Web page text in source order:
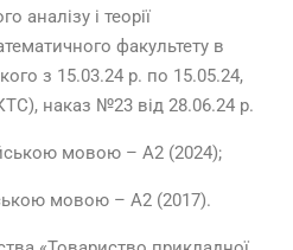
аналізу і теорії
факультету в
з 15.03.24 р. по 15.05.24,
наказ №23 від 28.06.24 р.
мовою – А2 (2024);
мовою – А2 (2017).